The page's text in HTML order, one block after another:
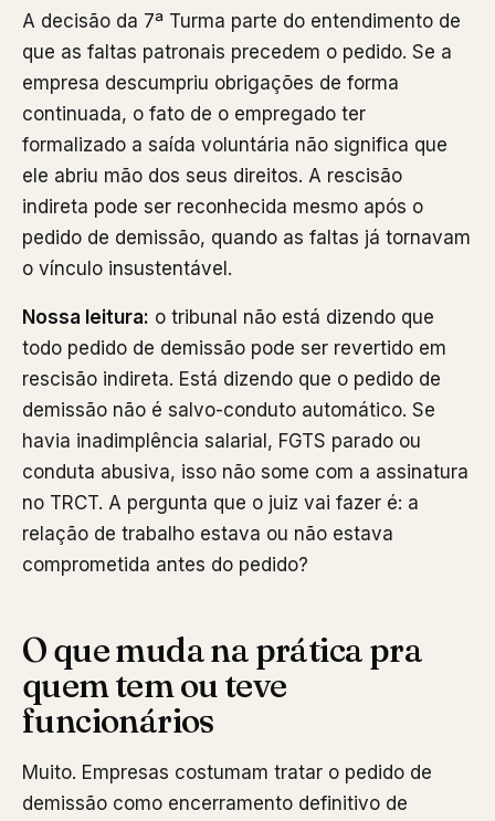
A decisão da 7ª Turma parte do entendimento de
que as faltas patronais precedem o pedido. Se a
empresa descumpriu obrigações de forma
continuada, o fato de o empregado ter
formalizado a saída voluntária não significa que
ele abriu mão dos seus direitos. A rescisão
indireta pode ser reconhecida mesmo após o
pedido de demissão, quando as faltas já tornavam
o vínculo insustentável.
Nossa leitura: o tribunal não está dizendo que
todo pedido de demissão pode ser revertido em
rescisão indireta. Está dizendo que o pedido de
demissão não é salvo-conduto automático. Se
havia inadimplência salarial, FGTS parado ou
conduta abusiva, isso não some com a assinatura
no TRCT. A pergunta que o juiz vai fazer é: a
relação de trabalho estava ou não estava
comprometida antes do pedido?
O que muda na prática pra
quem tem ou teve
funcionários
Muito. Empresas costumam tratar o pedido de
demissão como encerramento definitivo de